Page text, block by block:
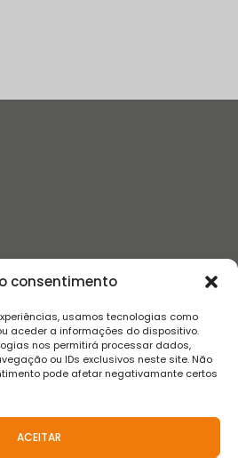
consentimento
usamos tecnologias como
aceder a informações do dispositivo.
nos permitirá processar dados,
ou IDs exclusivos neste site. Não
pode afetar negativamante certos
ACEITAR